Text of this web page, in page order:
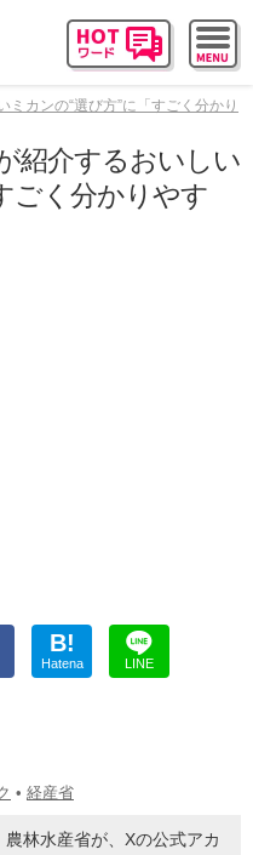
カンの“選び方”に「すごく分かり
紹介するおいしい
ごく分かりやす
B!
Hatena LINE
• 経産省
林水産省が、Xの公式アカ